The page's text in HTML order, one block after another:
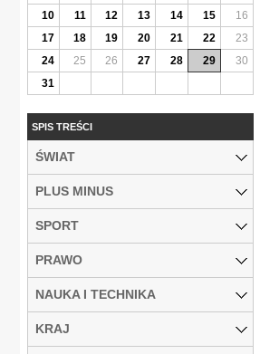
10
11 12 13 14 15
16
17
18 19 20 21 22
23
24
25 26 27 28 29
30
31
SPIS TREŚCI
ŚWIAT
PLUS MINUS
SPORT
PRAWO
NAUKA I TECHNIKA
KRAJ